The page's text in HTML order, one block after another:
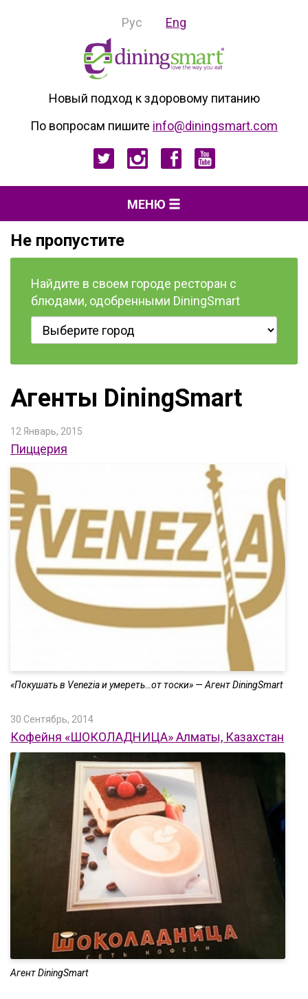
Рус Eng
Новый подход к здоровому питанию
По вопросам пишите info@diningsmart.com
МЕНЮ
Не пропустите
Найдите в своем городе ресторан с
блюдами, одобренными DiningSmart
Агенты DiningSmart
12 Январь, 2015
Пиццерия
«Покушать в Venezia и умереть…от тоски» — Агент DiningSmart
30 Сентябрь, 2014
Кофейня «ШОКОЛАДНИЦА» Алматы, Казахстан
Агент DiningSmart